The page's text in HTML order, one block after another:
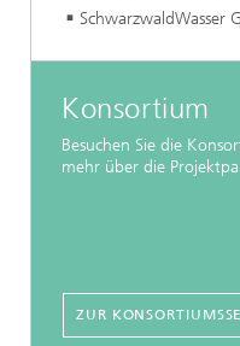
SchwarzwaldWasser
Konsortium
Besuchen Sie die
mehr über die
ZUR